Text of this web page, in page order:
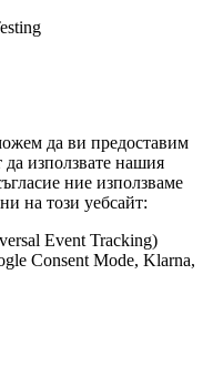
да ви предоставим
използвате нашия
ние използваме
на този уебсайт:
Event Tracking)
Consent Mode, Klarna,